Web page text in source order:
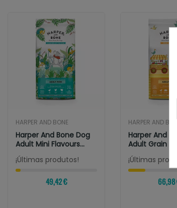
HARPER AND BONE
Harper And Bone Dog
Adult Mini Flavours
Farm
¡Últimas produtos!
49,42 €
HARPER AND
Harper And
Adult Grain
Medium &
¡Últimas
66,98